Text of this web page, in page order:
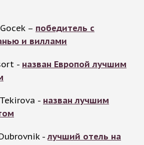
– победитель с
и виллами
- назван Европой лучшим
- назван лучшим
-лучший отель на